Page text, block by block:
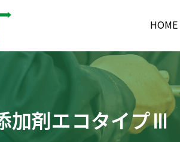
HOME
加剤エコタイプⅢ